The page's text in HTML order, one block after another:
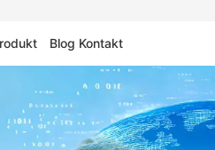
Blog Kontakt